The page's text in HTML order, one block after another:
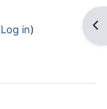
Log in)